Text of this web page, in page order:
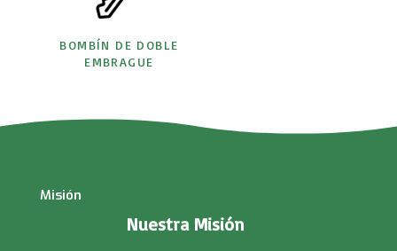
BOMBÍN DE DOBLE
EMBRAGUE
Misión
Nuestra Misión